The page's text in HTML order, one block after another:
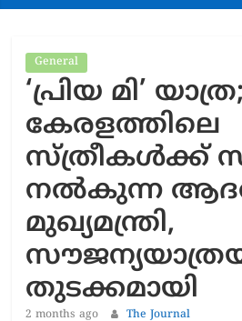
Unfolding
The
Truth
General
‘പ്രിയ മി’ യാത്ര;
കേരളത്തിലെ
സ്ത്രീകൾക്ക്
നൽകുന്ന
മുഖ്യമന്ത്രി,
തുടക്കമായി
2 months ago The Journal